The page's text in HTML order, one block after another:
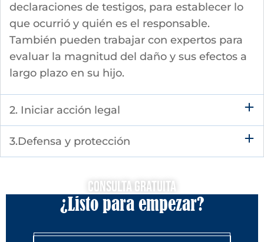
declaraciones de testigos, para establecer lo
que ocurrió y quién es el responsable.
También pueden trabajar con expertos para
evaluar la magnitud del daño y sus efectos a
largo plazo en su hijo.
2. Iniciar acción legal
3.Defensa y protección
Consulta Gratuita
¿Listo para empezar?